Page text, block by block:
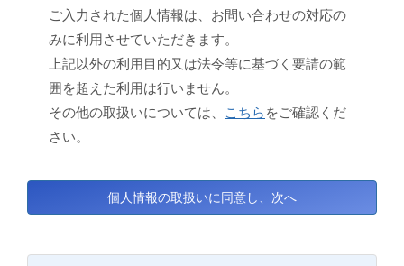
ご入力された個人情報は、お問い合わせの対応の
みに利用させていただきます。
上記以外の利用目的又は法令等に基づく要請の範
囲を超えた利用は行いません。
その他の取扱いについては、
こちら をご確認くだ
さい。